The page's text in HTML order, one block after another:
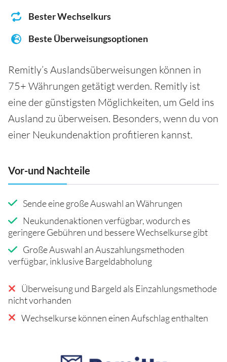
Bester Wechselkurs
Beste Überweisungsoptionen
Remitly’s Auslandsüberweisungen können in
75+ Währungen getätigt werden. Remitly ist
eine der günstigsten Möglichkeiten, um Geld ins
Ausland zu überweisen. Besonders, wenn du von
einer Neukundenaktion profitieren kannst.
Vor-und Nachteile
Sende eine große Auswahl an Währungen
Neukundenaktionen verfügbar, wodurch es
geringere Gebühren und bessere Wechselkurse gibt
Große Auswahl an Auszahlungsmethoden
verfügbar, inklusive Bargeldabholung
Überweisung und Bargeld als Einzahlungsmethode
nicht vorhanden
Wechselkurse können einen Aufschlag enthalten